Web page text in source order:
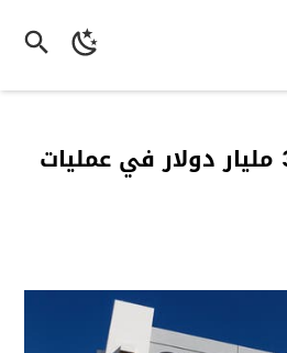
“أمازون” تنفق 36 مليار دولار في عمليات